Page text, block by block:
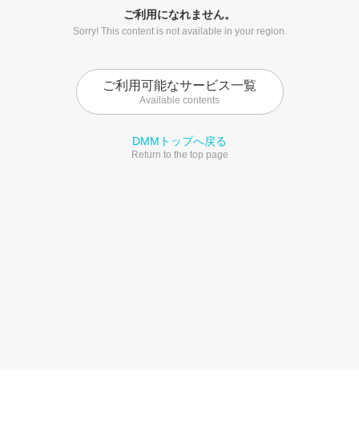
ご利用になれません。
Sorry! This content is not available in your region.
ご利用可能なサービス一覧
Available contents
DMMトップへ戻る
Return to the top page